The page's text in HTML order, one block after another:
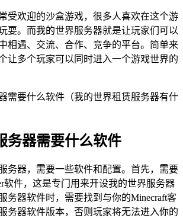
受欢迎的沙盒游戏，很多人喜欢在这个游
耍。而我的世界服务器就是让玩家们可以
相遇、交流、合作、竞争的平台。简单来
让多个玩家可以同时进入一个游戏世界的
务器需要什么软件
务器，需要一些软件和配置。首先，需要
软件，这是专门用来开设我的世界服务器
务器软件时，需要找到与你的Minecraft客
务器软件版本，否则玩家将无法进入你的